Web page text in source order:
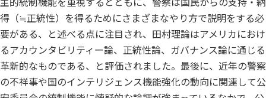
得（≒正統性）を得るためにさまざまなやり方で説明をする必
要がある、と述べる点に注目され、田村理論はアメリカにおけ
るアカウンタビリティー論、正統性論、ガバナンス論に通じる
革新的なものである、と評価されました。最後に、近年の警察
の不祥事や国のインテリジェンス機能強化の動向に関連して公